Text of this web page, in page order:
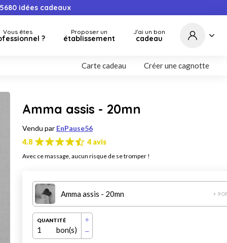
idées cadeaux
Vous êtes
?
Proposer un
établissement
J'ai un bon
cadeau
Carte cadeau Créer une cagnotte
Amma assis - 20mn
Vendu par EnPause56
4.8
4 avis
Avec ce massage, aucun risque de se tromper !
Amma assis - 20mn + 9
QUANTITÉ
1 bon(s)